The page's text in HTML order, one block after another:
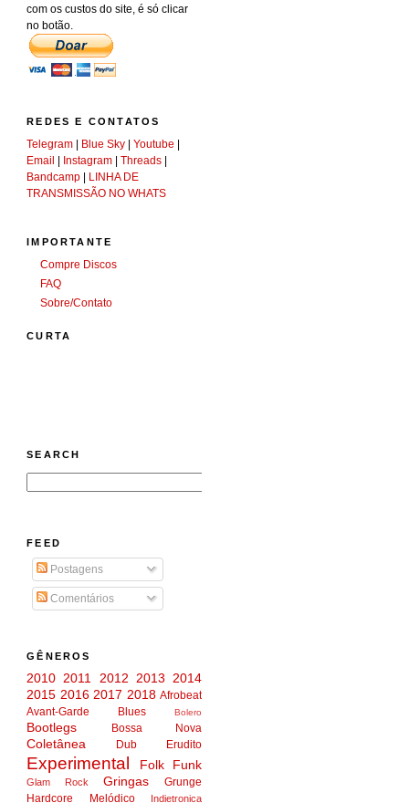
com os custos do site, é só clicar
no botão.
REDES E CONTATOS
Telegram | Blue Sky |Youtube |
Email | Instagram |Threads |
Bandcamp | LINHA DE
TRANSMISSÃO NO WHATS
IMPORTANTE
Compre Discos
FAQ
Sobre/Contato
CURTA
SEARCH
FEED
Postagens
Comentários
GÊNEROS
2010 2011 2012 2013 2014
2015 2016 2017 2018 Afrobeat
Avant-Garde
Blues Bolero
Bootlegs Bossa Nova
Coletânea Dub Erudito
Experimental Folk Funk
Glam Rock Gringas
Grunge
Hardcore Melódico
Indietronica